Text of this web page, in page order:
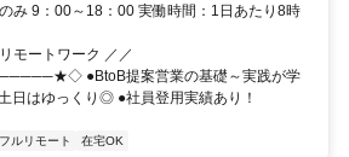
み 9：00～18：00 実働時間：1日あたり8時
モートワーク ／／
●BtoB提案営業の基礎～実践が学
日はゆっくり◎ ●社員登用実績あり！
フルリモート 在宅OK